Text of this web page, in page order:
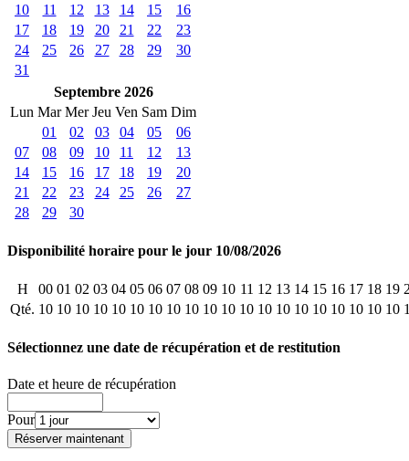
10
11 12 13 14 15
16
17
18 19 20 21 22
23
24
25 26 27 28 29
30
31
Septembre 2026
Lun Mar Mer Jeu Ven Sam Dim
01
02 03 04 05
06
07
08 09 10 11 12
13
14
15 16 17 18 19
20
21
22 23 24 25 26
27
28
29 30
Disponibilité horaire pour le jour 10/08/2026
H 00 01 02 03 04 05 06 07 08 09 10 11 12 13 14 15 16 17 18 19
Qté. 10 10 10 10 10 10 10 10 10 10 10 10 10 10 10 10 10 10 10 10
Sélectionnez une date de récupération et de restitution
Date et heure de récupération
Pour